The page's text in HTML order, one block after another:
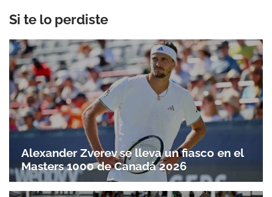
Si te lo perdiste
Alexander Zverev se lleva un fiasco en el
Masters 1000 de Canadá 2026